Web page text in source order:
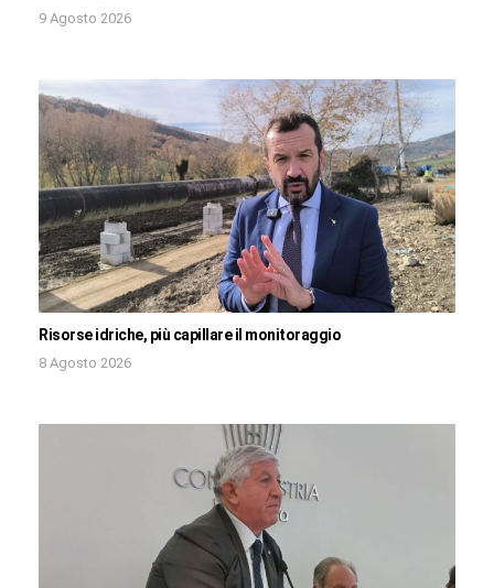
9 Agosto 2026
Risorse idriche, più capillare il monitoraggio
8 Agosto 2026